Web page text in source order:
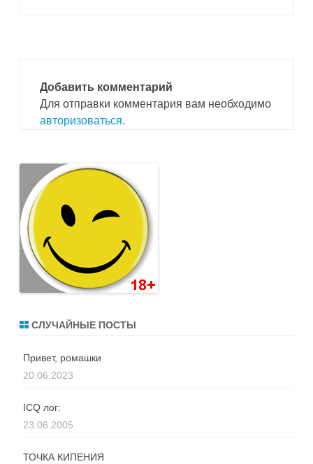
Добавить комментарий
Для отправки комментария вам необходимо
авторизоваться.
СЛУЧАЙНЫЕ ПОСТЫ
Привет, ромашки
20.06.2023
ICQ лог:
23.06.2005
ТОЧКА КИПЕНИЯ